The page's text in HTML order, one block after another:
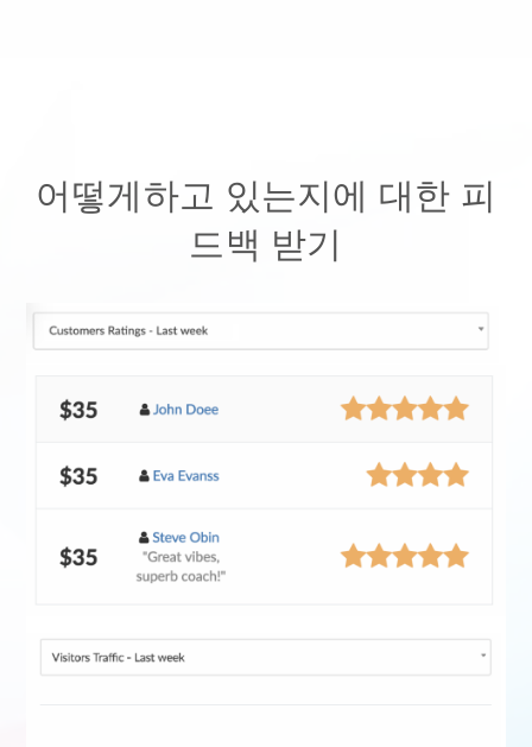
어떻게하고 있는지에 대한 피
드백 받기